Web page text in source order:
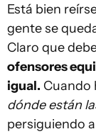
Está bien
gente se
Claro que
ofensores
igual. Cuando
dónde están
persiguiendo